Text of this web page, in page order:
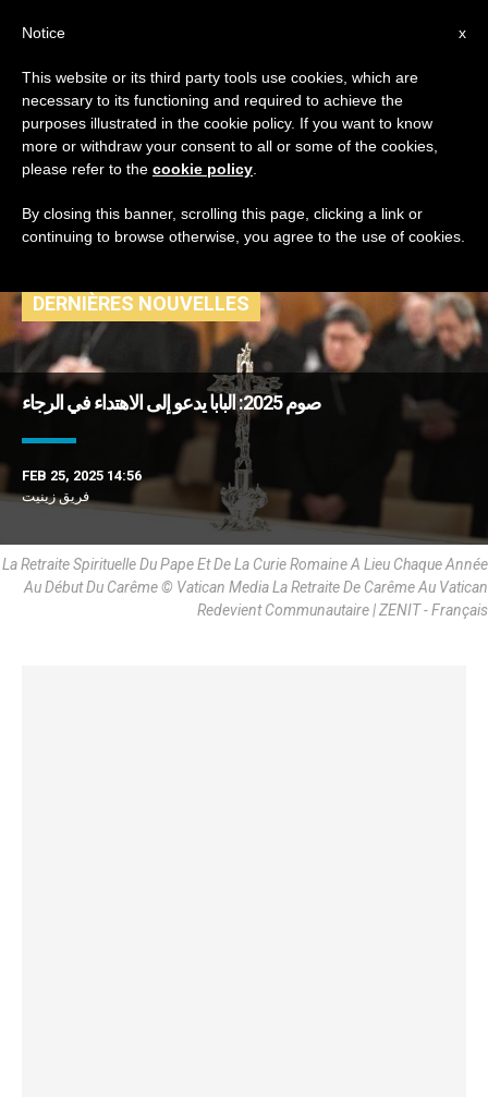
TAG
Posts Tagged ‘زمن
الصوم الأربعيني’
DERNIÈRES NOUVELLES
صوم 2025: البابا يدعو إلى الاهتداء في الرجاء
FEB 25, 2025 14:56
فريق زينيت
La Retraite Spirituelle Du Pape Et De La Curie Romaine A Lieu Chaque Année
Au Début Du Carême © Vatican Media La Retraite De Carême Au Vatican
Redevient Communautaire | ZENIT - Français
x
Notice
This website or its third party tools use cookies, which are
necessary to its functioning and required to achieve the
purposes illustrated in the cookie policy. If you want to know
more or withdraw your consent to all or some of the cookies,
please refer to the cookie policy
By closing this banner, scrolling this page, clicking a link or
continuing to browse otherwise, you agree to the use of cookies.